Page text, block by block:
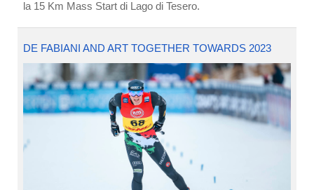
la 15 Km Mass Start di Lago di Tesero.
DE FABIANI AND ART TOGETHER TOWARDS 2023